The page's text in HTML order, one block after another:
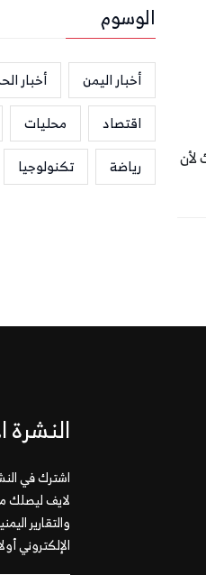
لأن
الوسوم
أخبار اليمن أخبار
اقتصاد
محليات
رياضة
تكنولوجيا
النشرة
اشترك في
لايف ليصلك
والتقارير
الإلكتروني